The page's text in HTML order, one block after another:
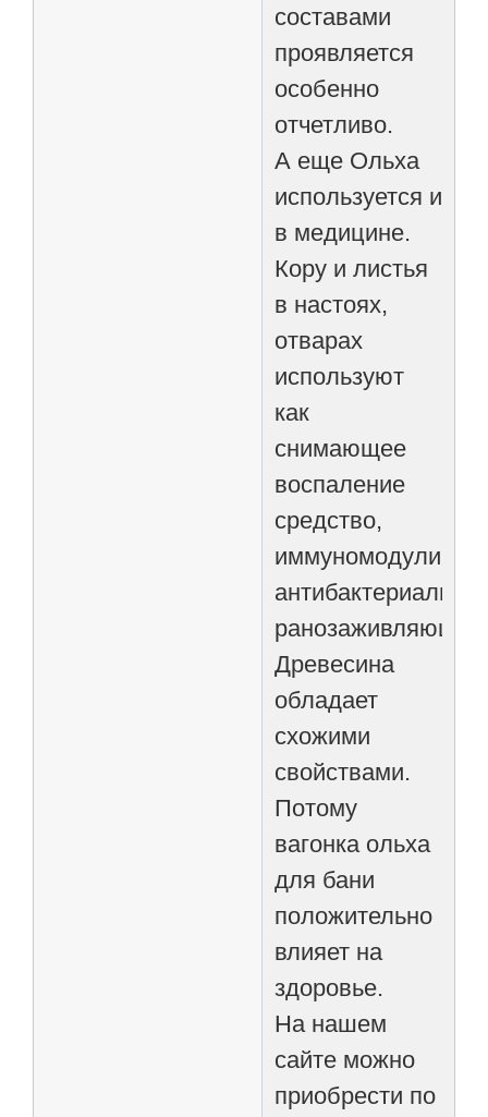
составами
проявляется
особенно
отчетливо.
А еще Ольха
используется и
в медицине.
Кору и листья
в настоях,
отварах
используют
как
снимающее
воспаление
средство,
Древесина
обладает
схожими
свойствами.
Потому
вагонка ольха
для бани
положительно
влияет на
здоровье.
На нашем
сайте можно
приобрести по